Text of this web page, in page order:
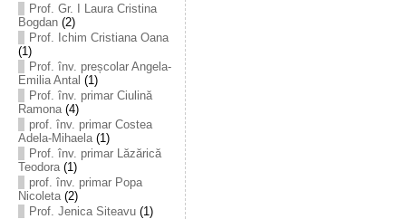
Prof. Gr. I Laura Cristina
Bogdan(2)
Prof. Ichim Cristiana Oana
(1)
Prof. înv. preșcolar Angela-
Emilia Antal (1)
Prof. înv. primar Ciulină
Ramona(4)
prof. înv. primar Costea
Adela-Mihaela(1)
Prof. înv. primar Lăzărică
Teodora(1)
prof. înv. primar Popa
Nicoleta(2)
Prof. Jenica Siteavu(1)